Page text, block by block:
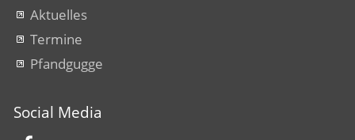
Aktuelles
Termine
Pfandgugge
Social Media